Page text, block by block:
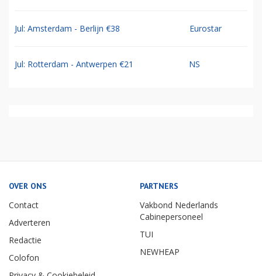
Jul: Amsterdam - Berlijn €38 Eurostar
Jul: Rotterdam - Antwerpen €21 NS
OVER ONS
Contact
Adverteren
Redactie
Colofon
PARTNERS
Vakbond Nederlands
Cabinepersoneel
TUI
NEWHEAP